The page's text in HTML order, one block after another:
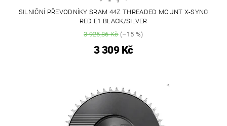
SILNIČNÍ PŘEVODNÍKY SRAM 44Z THREADED MOUNT X-SYNC
RED E1 BLACK/SILVER
3 925,86 Kč(–15 %)
3 309 Kč